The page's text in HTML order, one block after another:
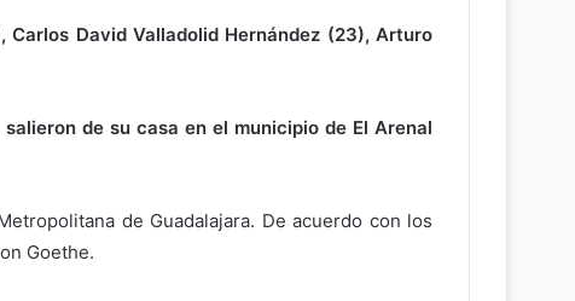
Carlos David Valladolid Hernández (23), Arturo
salieron de su casa en el municipio de El Arenal
de Guadalajara. De acuerdo con los
Goethe.